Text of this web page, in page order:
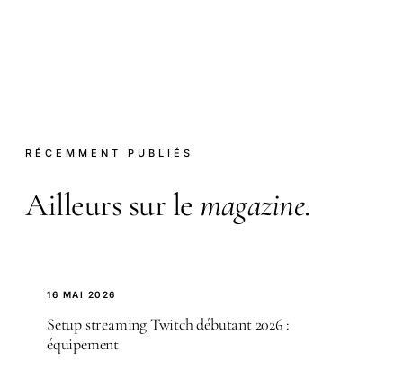
RÉCEMMENT PUBLIÉS
Ailleurs sur le magazine.
16 MAI 2026
Setup streaming Twitch débutant 2026 :
équipement